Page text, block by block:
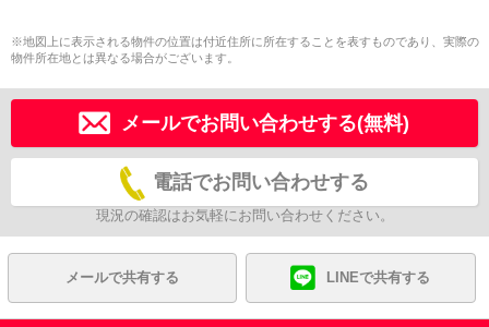
※地図上に表示される物件の位置は付近住所に所在することを表すものであり、実際の
物件所在地とは異なる場合がございます。
メールでお問い合わせする(無料)
電話でお問い合わせする
現況の確認はお気軽にお問い合わせください。
メールで共有する LINEで共有する